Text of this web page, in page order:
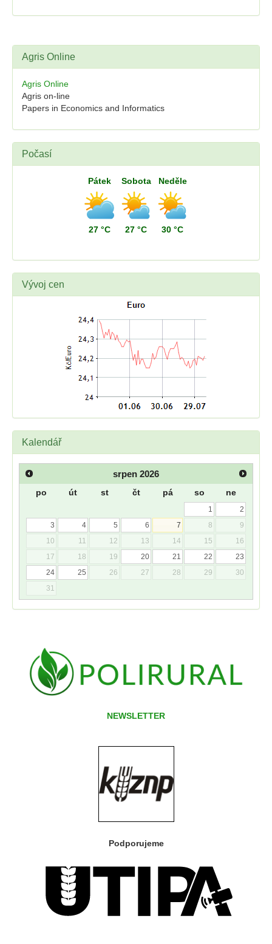
Agris Online
Agris Online
Agris on-line
Papers in Economics and Informatics
Počasí
Pátek
27 °C
Sobota
27 °C
Neděle
30 °C
Vývoj cen
Kalendář
srpen 2026
po út st čt pá so ne
1
2
3
4 5 6 7 8
9
10
11 12 13 14 15
16
17
18 19 20 21 22
23
24
25 26 27 28 29
30
31
NEWSLETTER
Podporujeme